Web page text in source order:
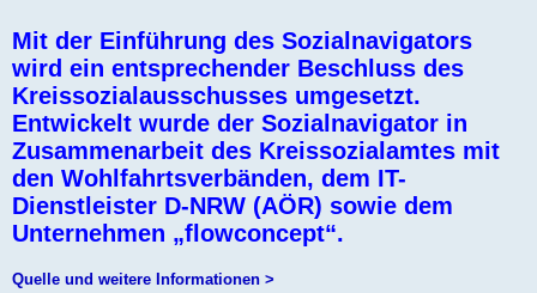
Mit der Einführung des Sozialnavigators
wird ein entsprechender Beschluss des
Kreissozialausschusses umgesetzt.
Entwickelt wurde der Sozialnavigator in
Zusammenarbeit des Kreissozialamtes mit
den Wohlfahrtsverbänden, dem IT-
Dienstleister D-NRW (AÖR) sowie dem
Unternehmen „flowconcept“.
Quelle und weitere Informationen >